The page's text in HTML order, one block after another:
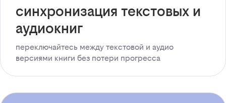
синхронизация текстовых и
аудиокниг
переключайтесь между текстовой и аудио
версиями книги без потери прогресса